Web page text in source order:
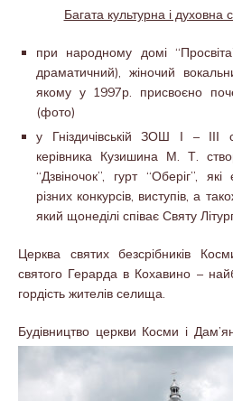
Багата культурна і
при народному домі
драматичний), жіночий
якому у 1997р. присвоєно
(фото)
у Гніздичівській ЗОШ І – ІІІ
керівника Кузишина М. Т.
“Дзвіночок”, гурт “Оберіг”,
різних конкурсів, виступів, а
який щонеділі співає Святу
Церква святих безсрібників
святого Герарда в Кохавино –
гордість жителів селища.
Будівництво церкви Косми і